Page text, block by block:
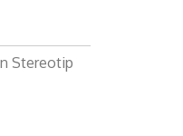
Stereotip